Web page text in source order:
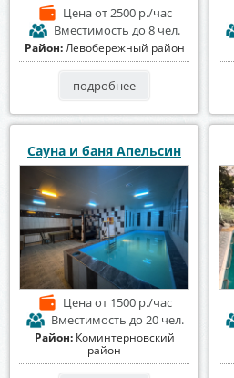
Ценаот 2500 р./час
Вместимость до 8 чел.
Район:Левобережный район
подробнее
Сауна и баня Апельсин
Ценаот 1500 р./час
Вместимость до 20 чел.
Район: Коминтерновский
район